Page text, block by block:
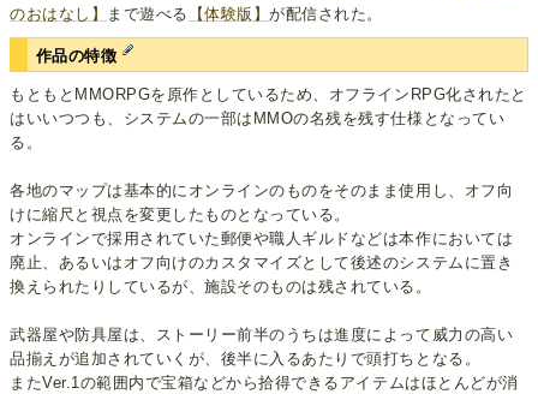
のおはなし】
まで遊べる 【体験版】が配信された。
作品の特徴
もともとMMORPGを原作としているため、オフラインRPG化されたと
はいいつつも、システムの一部はMMOの名残を残す仕様となってい
る。
各地のマップは基本的にオンラインのものをそのまま使用し、オフ向
けに縮尺と視点を変更したものとなっている。
オンラインで採用されていた郵便や職人ギルドなどは本作においては
廃止、あるいはオフ向けのカスタマイズとして後述のシステムに置き
換えられたりしているが、施設そのものは残されている。
武器屋や防具屋は、ストーリー前半のうちは進度によって威力の高い
品揃えが追加されていくが、後半に入るあたりで頭打ちとなる。
またVer.1の範囲内で宝箱などから拾得できるアイテムはほとんどが消